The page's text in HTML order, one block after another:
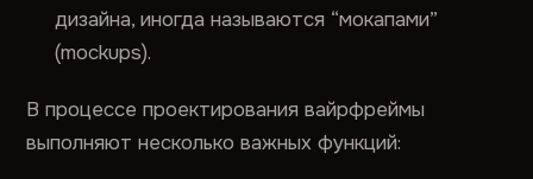
дизайна, иногда называются “мокапами”
(mockups).
В процессе проектирования вайрфреймы
выполняют несколько важных функций: